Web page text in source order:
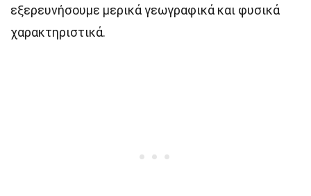
εξερευνήσουμε μερικά γεωγραφικά και φυσικά
χαρακτηριστικά.